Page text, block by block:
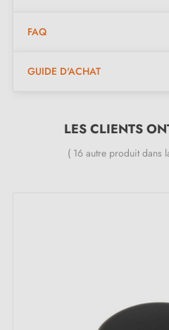
Longueurs disponibles :
Inclus dans le kit :
Avec sa finitionrose sale
,
FAQ
GUIDE D'ACHAT
LES CLIENTS
( 16 autre produit dans